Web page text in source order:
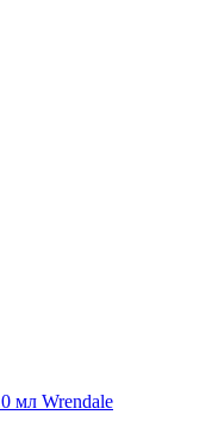
мл Wrendale